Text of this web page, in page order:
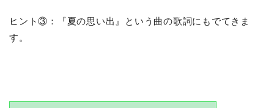
ヒント③：『夏の思い出』という曲の歌詞にもでてきま
す。